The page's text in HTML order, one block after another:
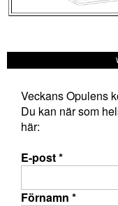
Veckans Opulens
Du kan när som
här:
E-post*
Förnamn *